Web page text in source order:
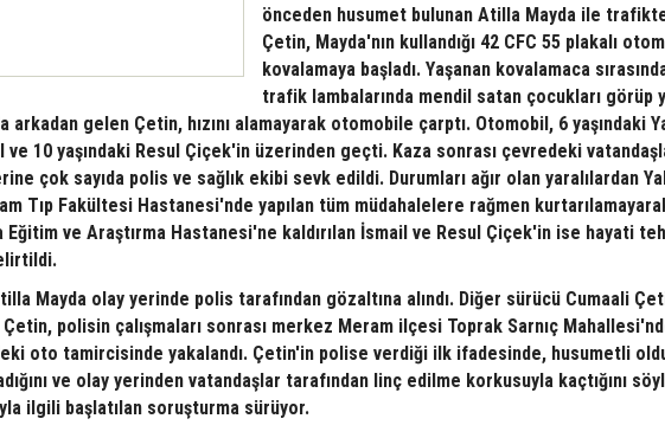
önceden husumet bulunan Atilla Mayda ile
Çetin, Mayda'nın kullandığı 42 CFC 55 plakalı
kovalamaya başladı. Yaşanan kovalamaca
trafik lambalarında mendil satan çocukları görüp
arkadan gelen Çetin, hızını alamayarak otomobile çarptı. Otomobil, 6 yaşındaki
ve 10 yaşındaki Resul Çiçek'in üzerinden geçti. Kaza sonrası çevredeki
çok sayıda polis ve sağlık ekibi sevk edildi. Durumları ağır olan yaralılardan
Tıp Fakültesi Hastanesi'nde yapılan tüm müdahalelere rağmen
Eğitim ve Araştırma Hastanesi'ne kaldırılan İsmail ve Resul Çiçek'in ise hayati
Mayda olay yerinde polis tarafından gözaltına alındı. Diğer sürücü Cumaali
polisin çalışmaları sonrası merkez Meram ilçesi Toprak Sarnıç
oto tamircisinde yakalandı. Çetin'in polise verdiği ilk ifadesinde, husumetli
ve olay yerinden vatandaşlar tarafından linç edilme korkusuyla kaçtığını
ilgili başlatılan soruşturma sürüyor.